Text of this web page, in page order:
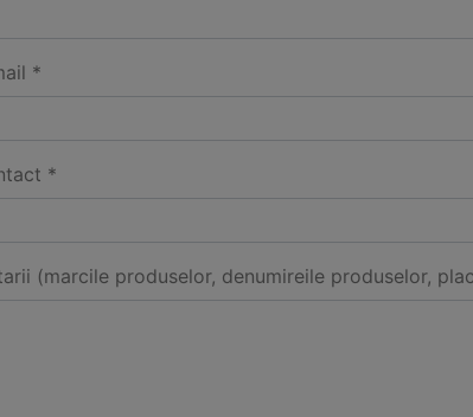
*
*
(marcile produselor, denumireile produselor,